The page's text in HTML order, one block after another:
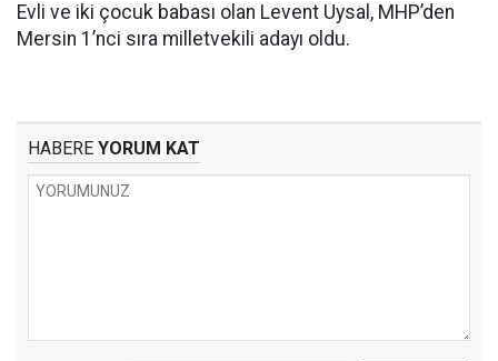
Evli ve iki çocuk babası olan Levent Uysal, MHP’den
Mersin 1’nci sıra milletvekili adayı oldu.
HABERE YORUM KAT